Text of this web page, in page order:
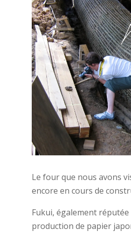
Le four que nous avons
encore en cours de
Fukui, également
production de papier